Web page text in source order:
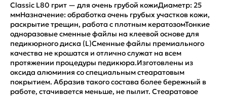
Classic L80 грит — для очень грубой кожиДиаметр: 25
ммНазначение: обработка очень грубых участков кожи,
раскрытие трещин, работа с плотным кератозомТонкие
одноразовые сменные файлы на клеевой основе для
педикюрного диска (L)Сменные файлы премиального
качества не крошатся и отлично служат на всем
протяжении процедуры педикюра.Изготовлены из
оксида алюминия со специальным стеаратовым
покрытием. Абразив такого состава более бережный в
работе, стачивается меньше, не пылит. Стеаратовое